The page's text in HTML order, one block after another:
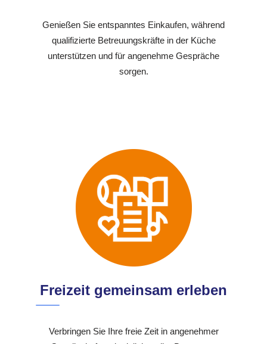
Genießen Sie entspanntes Einkaufen, während
qualifizierte Betreuungskräfte in der Küche
unterstützen und für angenehme Gespräche
sorgen.
Freizeit gemeinsam erleben
Verbringen Sie Ihre freie Zeit in angenehmer